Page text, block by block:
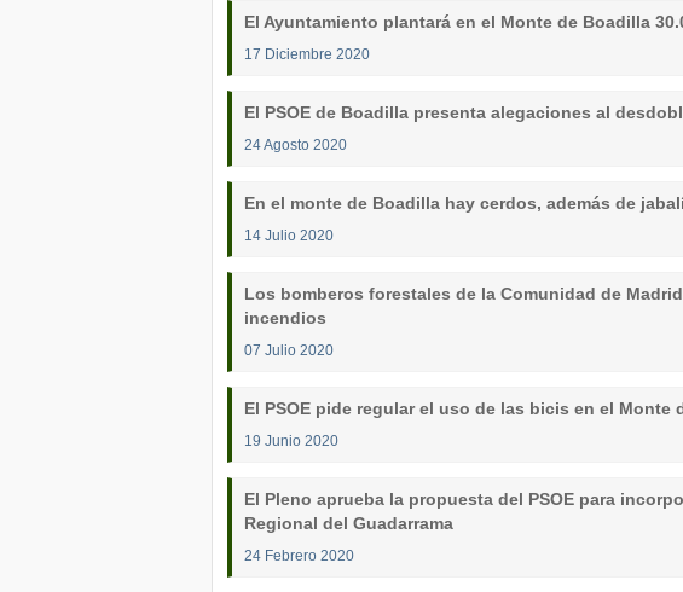
El Ayuntamiento plantará en el Monte de Boadilla
17 Diciembre 2020
El PSOE de Boadilla presenta alegaciones al
24 Agosto 2020
En el monte de Boadilla hay cerdos, además de
14 Julio 2020
Los bomberos forestales de la Comunidad de
incendios
07 Julio 2020
El PSOE pide regular el uso de las bicis en el Monte
19 Junio 2020
El Pleno aprueba la propuesta del PSOE para
Regional del Guadarrama
24 Febrero 2020